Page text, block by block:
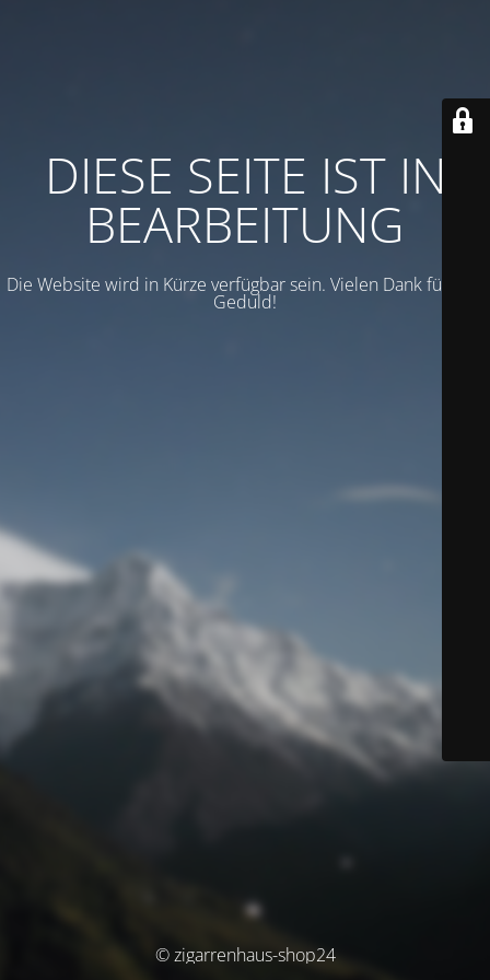
DIESE SEITE IST IN
BEARBEITUNG
Die Website wird in Kürze verfügbar sein. Vielen Dank für Ihre
Geduld!
© zigarrenhaus-shop24